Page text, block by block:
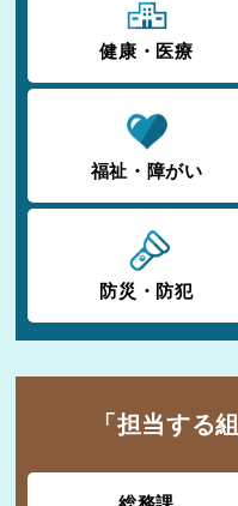
健康・医療
福祉・障がい
防災・防犯
「担当する